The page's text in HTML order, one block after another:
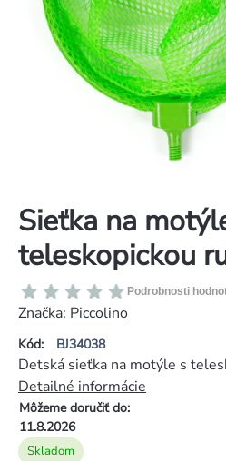
Sieťka na
teleskopickou
Kód: BJ34038
Priemerné
hodnotenie
produktu
je
0,0
z
5
hviezdičiek.
Podrobnosti
Značka: Piccolino
Skladom
Môžeme doručiť do:
11.8.2026
Detská sieťka na motýle s
Detailné informácie